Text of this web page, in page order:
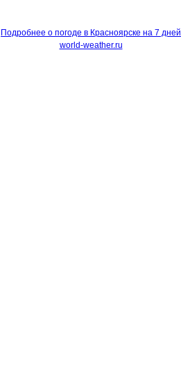
Подробнее о погоде в Красноярске на 7 дней
world-weather.ru